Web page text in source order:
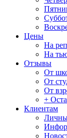
Цены
На
На
Отзывы
От
От
От
+
Клиентам